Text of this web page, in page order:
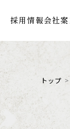
採用情報会社
トップ